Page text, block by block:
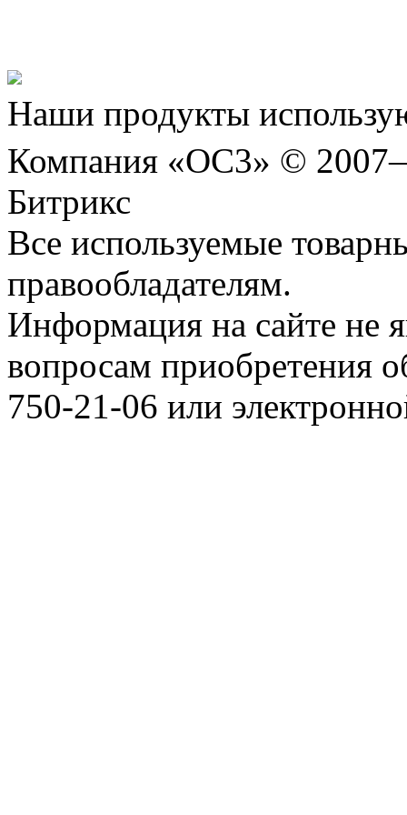
Наши продукты
Компания «ОС3» ©
Битрикс
Все используемые
правообладателям.
Информация на сайте не
вопросам приобретения
750-21-06 или